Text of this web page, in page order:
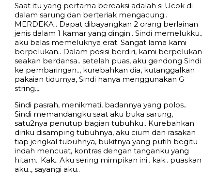
Saat itu yang pertama bereaksi adalah si Ucok di
dalam sarung dan berteriak mengacung..
MERDEKA.. Dapat dibayangkan 2 orang berlainan
jenis dalam 1 kamar yang dingin.. Sindi memelukku..
aku balas memeluknya erat. Sangat lama kami
berpelukan.. Dalam posisi berdiri, kami berpelukan
seakan berdansa.. setelah puas, aku gendong Sindi
ke pembaringan.., kurebahkan dia, kutanggalkan
pakaian tidurnya, Sindi hanya menggunakan G
string.,..
Sindi pasrah, menikmati, badannya yang polos..
Sindi memandangku saat aku buka sarung,
satu2nya penutup bagian tubuhku.. Kurebahkan
diriku disamping tubuhnya, aku cium dan rasakan
tiap jengkal tubuhnya, bukitnya yang putih begitu
indah mencuat, kontras dengan tanganku yang
hitam.. Kak.. Aku sering mimpikan ini.. kak.. puaskan
aku.., sayangi aku..